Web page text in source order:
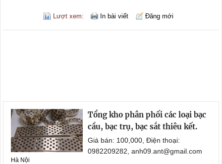
Lượt xem: In bài viết Đăng mới
Tổng kho phân phối các loại bạc
cầu, bạc trụ, bạc sắt thiêu kết.
Giá bán: 100,000, Điện thoại:
0982209282, anh09.ant@gmail.com
Hà Nội